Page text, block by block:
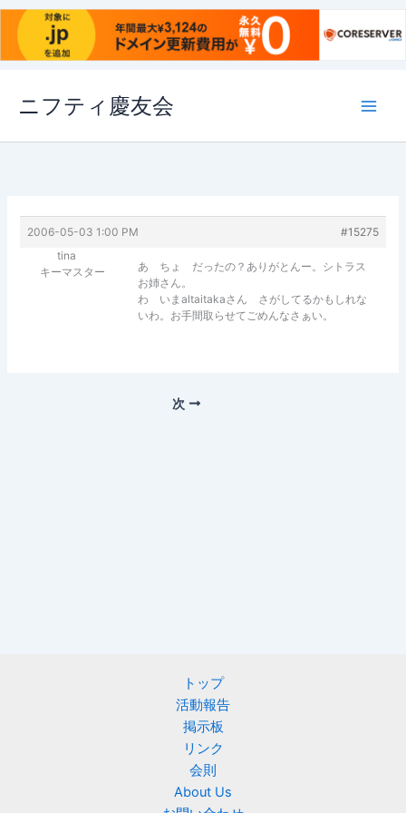
ス
ニフティ慶友会
2006-05-03 1:00 PM
#15275
tina
キーマスター
あ ちょ だったの？ありがとんー。シトラス
お姉さん。
わ いまaltaitakaさん さがしてるかもしれな
いわ。お手間取らせてごめんなさぁい。
次
トップ
活動報告
掲示板
リンク
会則
About Us